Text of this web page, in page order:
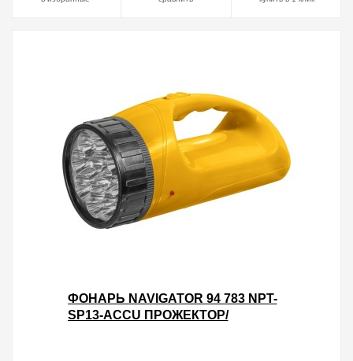
ФОНАРЬ NAVIGATOR 94 783 NPT-
SP13-ACCU ПРОЖЕКТОР/